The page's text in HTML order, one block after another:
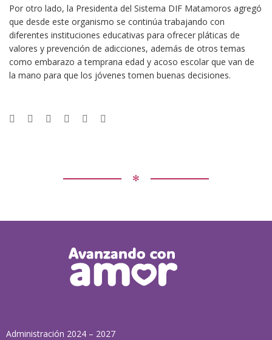
Por otro lado, la Presidenta del Sistema DIF Matamoros agregó
que desde este organismo se continúa trabajando con
diferentes instituciones educativas para ofrecer pláticas de
valores y prevención de adicciones, además de otros temas
como embarazo a temprana edad y acoso escolar que van de
la mano para que los jóvenes tomen buenas decisiones.
✻
Administración 2024 – 2027